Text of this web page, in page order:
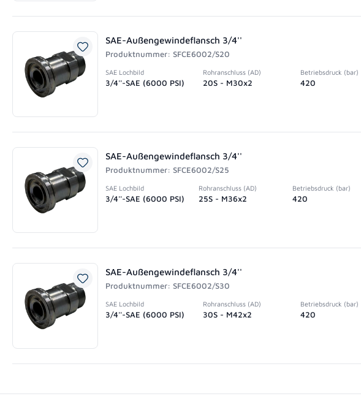
SAE-Außengewindeflansch 3/4''
Produktnummer: SFCE6002/S20
SAE Lochbild
3/4''-SAE (6000 PSI)
Rohranschluss (AD)
20S - M30x2
Betriebsdruck (bar)
420
SAE-Außengewindeflansch 3/4''
Produktnummer: SFCE6002/S25
SAE Lochbild
3/4''-SAE (6000 PSI)
Rohranschluss (AD)
25S - M36x2
Betriebsdruck (bar)
420
SAE-Außengewindeflansch 3/4''
Produktnummer: SFCE6002/S30
SAE Lochbild
3/4''-SAE (6000 PSI)
Rohranschluss (AD)
30S - M42x2
Betriebsdruck (bar)
420